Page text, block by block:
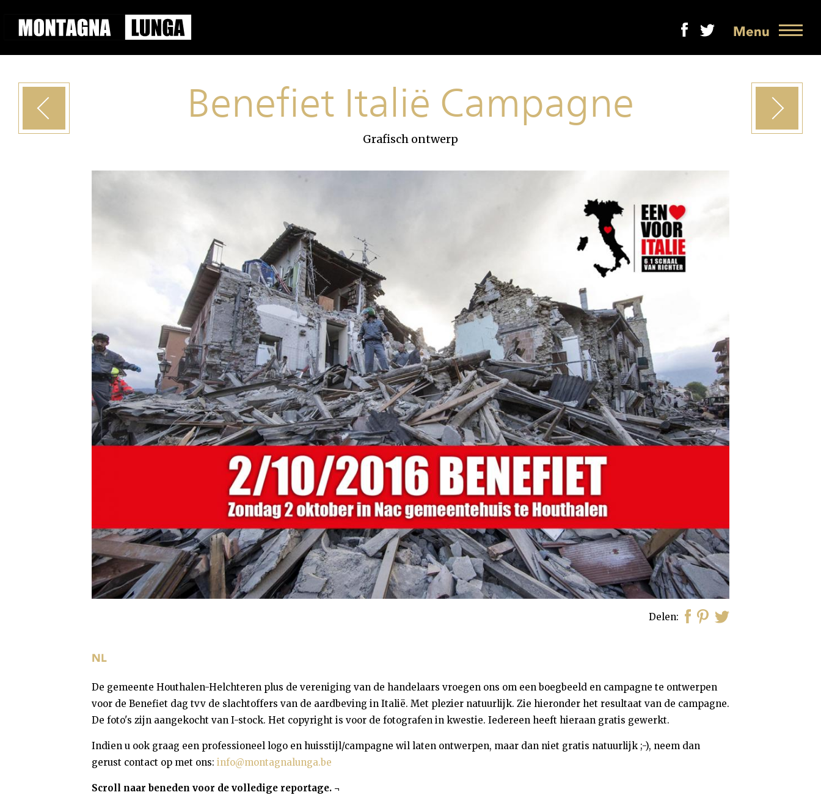
Menu
Vorig project
Benefiet Italië Campagne
Grafisch ontwerp
Delen
De gemeente Houthalen-Helchteren plus de vereniging van de handelaars vroegen ons om een boegbeeld en campagne te ontwerpen
voor de Benefiet dag tvv de slachtoffers van de aardbeving in Italië. Met plezier natuurlijk. Zie hieronder het resultaat van de campagne.
De foto's zijn aangekocht van I-stock. Het copyright is voor de fotografen in kwestie. Iedereen heeft hieraan gratis gewerkt.
Indien u ook graag een professioneel logo en huisstijl/campagne wil laten ontwerpen, maar dan niet gratis natuurlijk ;-), neem dan
gerust contact op met ons: info@montagnalunga.be
Scroll naar beneden voor de volledige reportage. ¬